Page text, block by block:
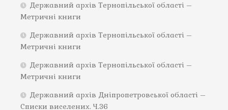
Державний архів Тернопільської області –
Метричні книги
Державний архів Тернопільської області –
Метричні книги
Державний архів Тернопільської області –
Метричні книги
Державний архів Дніпропетровської області –
Списки виселених. Ч.36